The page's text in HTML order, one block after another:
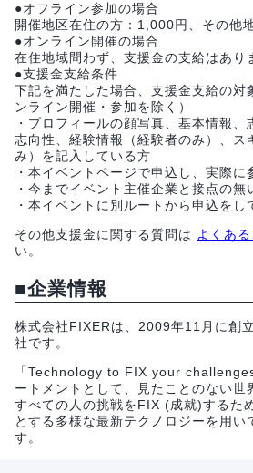
●オフライン参加の場合
開催地区在住の方：1,000円、その他
●オンライン開催の場合
在住地域問わず、支援金の支給はあり
●支援金支給条件
下記を満たした場合、支援金支給の
ンライン開催・参加を除く）
・プロフィールの顔写真、基本情報、
志向性、経験情報（経験者のみ）、ス
み）を記入している方
・本イベントページで申込し、実際に
・今までイベント主催企業と接点の無
・本イベントに別ルートから申込をし
その他支援金に関する質問は よくある
い。
■企業情報
株式会社FIXERは、2009年11月に創
社です。
「Technology to FIX your
ートメントとして、見たことのない世
すべての人の挑戦をFIX (成就)するた
とする多様な最新テクノロジーを用い
す。